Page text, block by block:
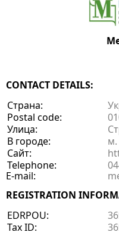
CONTACT DETAILS:
Страна:
Postal code:
Улица:
В городе:
м.
Сайт:
Telephone:
E-mail:
REGISTRATION
EDRPOU:
Tax ID: